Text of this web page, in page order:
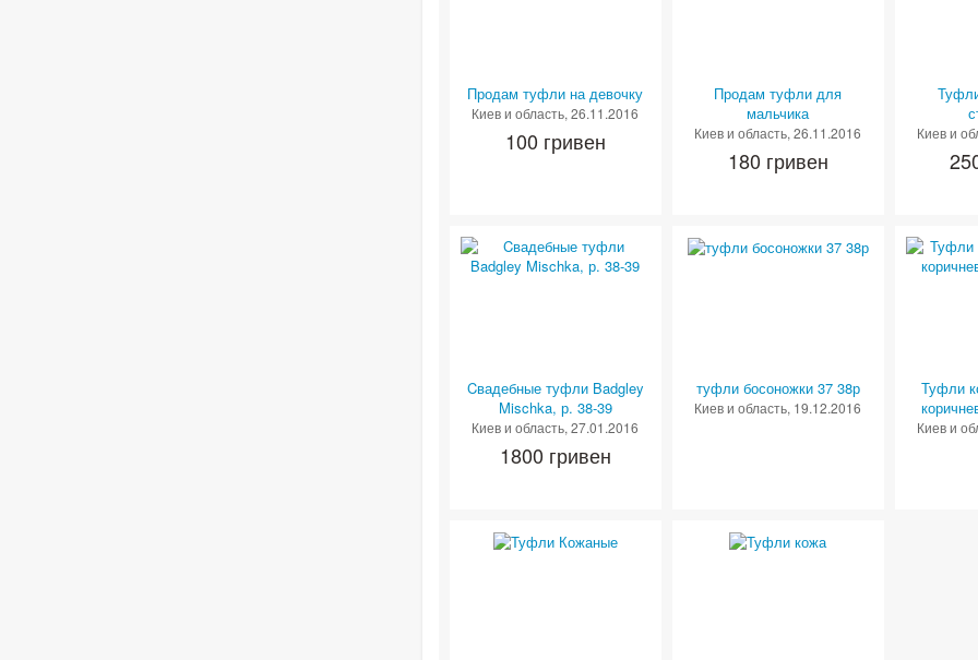
Продам туфли на девочку
Киев и область, 26.11.2016
100 гривен
Продам туфли для
мальчика
Киев и область, 26.11.2016
180 гривен
Киев и
Cвадебные туфли Badgley
Mischka, р. 38-39
Киев и область, 27.01.2016
1800 гривен
туфли босоножки 37 38р
Киев и область, 19.12.2016
Туфли
Киев и